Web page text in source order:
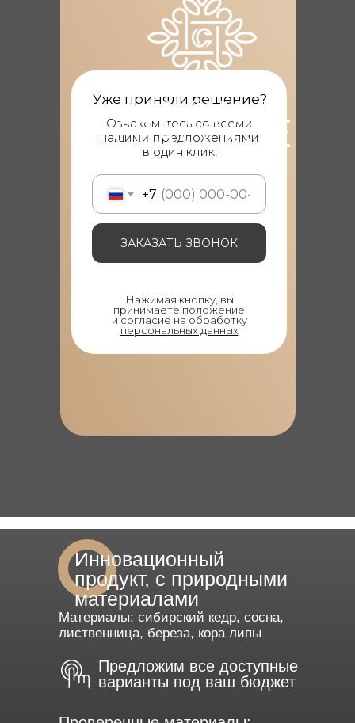
Уже приняли решение?
Ознакомьтесь со всеми
нашими предложениями
в один клик!
+7
ЗАКАЗАТЬ ЗВОНОК
Нажимая кнопку, вы
принимаете положение
и согласие на обработку
персональных данных
Инновационный
продукт, с природными
материалами
Материалы: сибирский кедр, сосна,
лиственница, береза, кора липы
Предложим все доступные
варианты под ваш бюджет